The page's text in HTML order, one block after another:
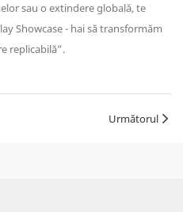
sau o extindere globală, te
Showcase - hai să transformăm
replicabilă”.
Următorul